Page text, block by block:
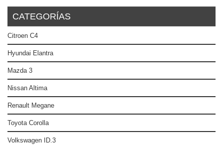
CATEGORÍAS
Citroen C4
Hyundai Elantra
Mazda 3
Nissan Altima
Renault Megane
Toyota Corolla
Volkswagen ID.3